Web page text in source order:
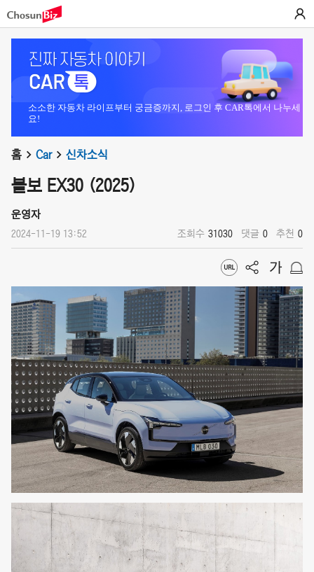
소소한 자동차 라이프부터 궁금증까지, 로그인 후 CAR톡에서 나누세
요!
홈 Car 신차소식
볼보 EX30 (2025)
운영자
2024-11-19 13:52 조회수 31030 댓글 0 추천 0